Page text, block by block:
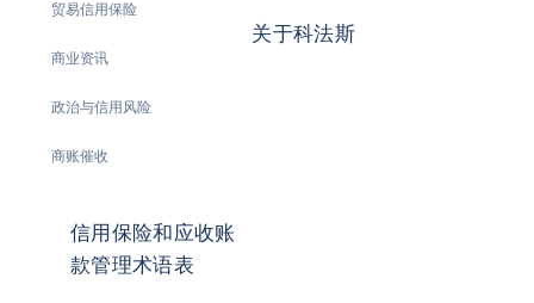
贸易信用保险
商业资讯
政治与信用风险
商账催收
关于科法斯
信用保险和应收账
款管理术语表